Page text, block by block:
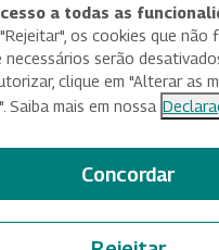
Acessibilidade
Termos de uso e aviso de
Alterar preferências de cookies
a todas as
os cookies que não
serão
clique em "Alterar as
Saiba mais em nossa
Concordar